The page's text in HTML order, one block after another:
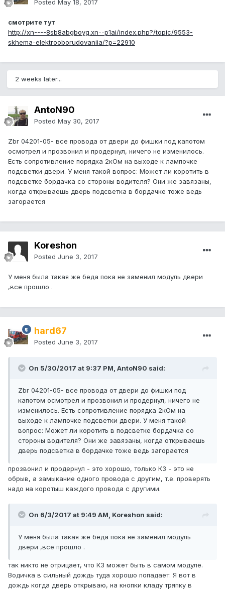
Posted May 18, 2017
смотрите тут
http://xn----8sb8abgboyg.xn--p1ai/index.php?/topic/9553-
skhema-elektrooborudovaniia/?p=22910
2 weeks later...
AntoN90
Posted May 30, 2017
Zbr 04201-05- все провода от двери до фишки под капотом
осмотрел и прозвонил и продернул, ничего не изменилось.
Есть сопротивление порядка 2кОм на выходе к лампочке
подсветки двери. У меня такой вопрос: Может ли коротить в
подсветке бордачка со стороны водителя? Они же завязаны,
когда открываешь дверь подсветка в бордачке тоже ведь
загорается
Koreshon
Posted June 3, 2017
У меня была такая же беда пока не заменил модуль двери
,все прошло .
hard67
Posted June 3, 2017
On 5/30/2017 at 9:37 PM, AntoN90 said:
Zbr 04201-05- все провода от двери до фишки под
капотом осмотрел и прозвонил и продернул, ничего не
изменилось. Есть сопротивление порядка 2кОм на
выходе к лампочке подсветки двери. У меня такой
вопрос: Может ли коротить в подсветке бордачка со
стороны водителя? Они же завязаны, когда открываешь
дверь подсветка в бордачке тоже ведь загорается
прозвонил и продернул - это хорошо, только КЗ - это не
обрыв, а замыкание одного провода с другим, т.е. проверять
надо на коротыш каждого провода с другими.
On 6/3/2017 at 9:49 AM, Koreshon said:
У меня была такая же беда пока не заменил модуль
двери ,все прошло .
так никто не отрицает, что КЗ может быть в самом модуле.
Водичка в сильный дождь туда хорошо попадает. Я вот в
дождь когда дверь открываю, на кнопки кладу тряпку в